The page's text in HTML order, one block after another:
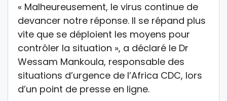
« Malheureusement, le virus continue de
devancer notre réponse. Il se répand plus
vite que se déploient les moyens pour
contrôler la situation », a déclaré le Dr
Wessam Mankoula, responsable des
situations d’urgence de l’Africa CDC, lors
d’un point de presse en ligne.